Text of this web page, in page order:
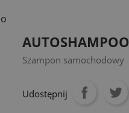
AUTOSHAMPOO
Szampon samochodowy
Udostępnij